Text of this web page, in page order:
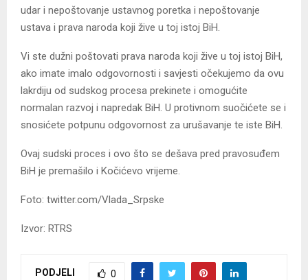
udar i nepoštovanje ustavnog poretka i nepoštovanje
ustava i prava naroda koji žive u toj istoj BiH.
Vi ste dužni poštovati prava naroda koji žive u toj istoj BiH,
ako imate imalo odgovornosti i savjesti očekujemo da ovu
lakrdiju od sudskog procesa prekinete i omogućite
normalan razvoj i napredak BiH. U protivnom suočićete se i
snosićete potpunu odgovornost za urušavanje te iste BiH.
Ovaj sudski proces i ovo što se dešava pred pravosuđem
BiH je premašilo i Kočićevo vrijeme.
Foto: twitter.com/Vlada_Srpske
Izvor: RTRS
PODJELI 0